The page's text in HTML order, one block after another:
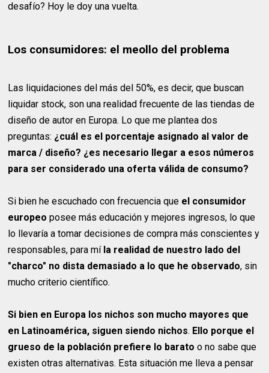
desafío? Hoy le doy una vuelta.
Los consumidores: el meollo del problema
Las liquidaciones del más del 50%, es decir, que buscan
liquidar stock, son una realidad frecuente de las tiendas de
diseño de autor en Europa. Lo que me plantea dos
preguntas: ¿cuál es el porcentaje asignado al valor de
marca / diseño? ¿es necesario llegar a esos números
para ser considerado una oferta válida de consumo?
Si bien he escuchado con frecuencia que el consumidor
europeoposee más educación y mejores ingresos, lo que
lo llevaría a tomar decisiones de compra más conscientes y
responsables, para mí la realidad de nuestro lado del
"charco" no dista demasiado a lo que he observado, sin
mucho criterio científico.
Si bien en Europa los nichos son mucho mayores que
en Latinoamérica, siguen siendo nichos. Ello porque el
grueso de la población prefiere lo barato o no sabe que
existen otras alternativas. Esta situación me lleva a pensar